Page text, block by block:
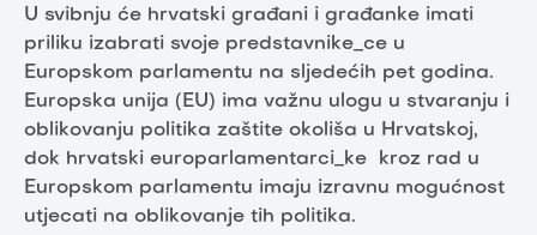
U svibnju će hrvatski građani i građanke imati
priliku izabrati svoje predstavnike_ce u
Europskom parlamentu na sljedećih pet godina.
Europska unija (EU) ima važnu ulogu u stvaranju i
oblikovanju politika zaštite okoliša u Hrvatskoj,
dok hrvatski europarlamentarci_ke kroz rad u
Europskom parlamentu imaju izravnu mogućnost
utjecati na oblikovanje tih politika.